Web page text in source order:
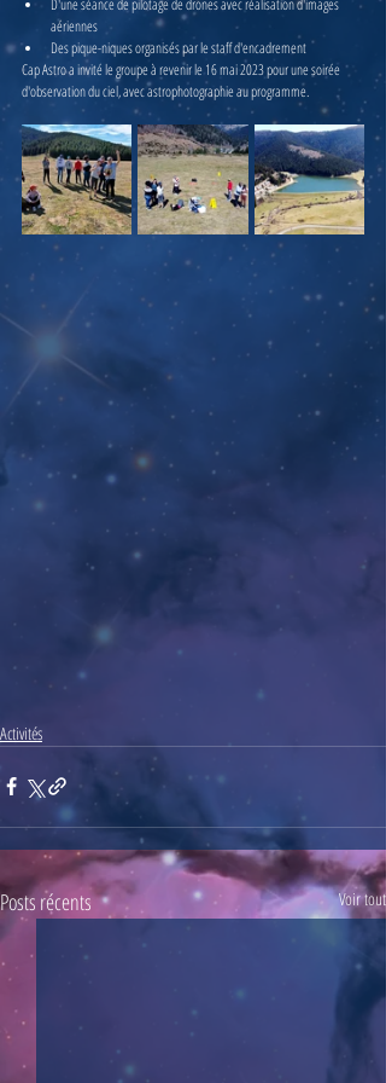
aériennes
Des pique-niques organisés par le staff d'encadrement
Cap Astro a invité le groupe à revenir le 16 mai 2023 pour une soirée
d'observation du ciel, avec astrophotographie au programme.
Activités
Posts récents Voir tout